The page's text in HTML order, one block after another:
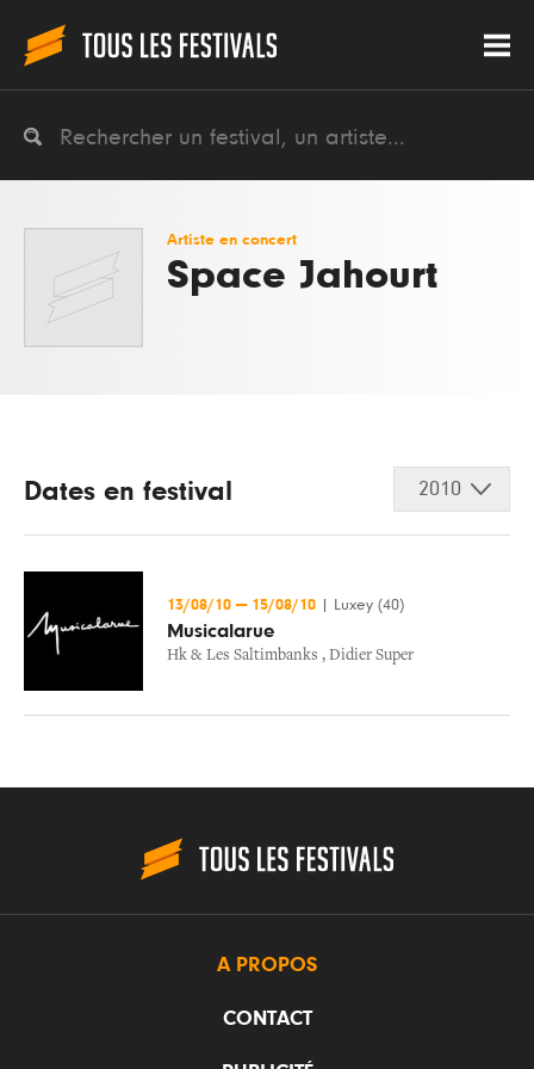
Artiste en concert
Space Jahourt
Dates en festival 2010
13/08/10 — 15/08/10 Luxey (40)
Musicalarue
Hk & Les Saltimbanks , Didier Super
A PROPOS
CONTACT